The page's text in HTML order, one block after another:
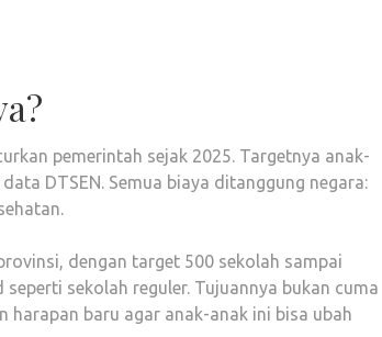
pemerintah sejak 2025. Targetnya anak-
DTSEN. Semua biaya ditanggung negara:
dengan target 500 sekolah sampai
sekolah reguler. Tujuannya bukan cuma
harapan baru agar anak-anak ini bisa ubah